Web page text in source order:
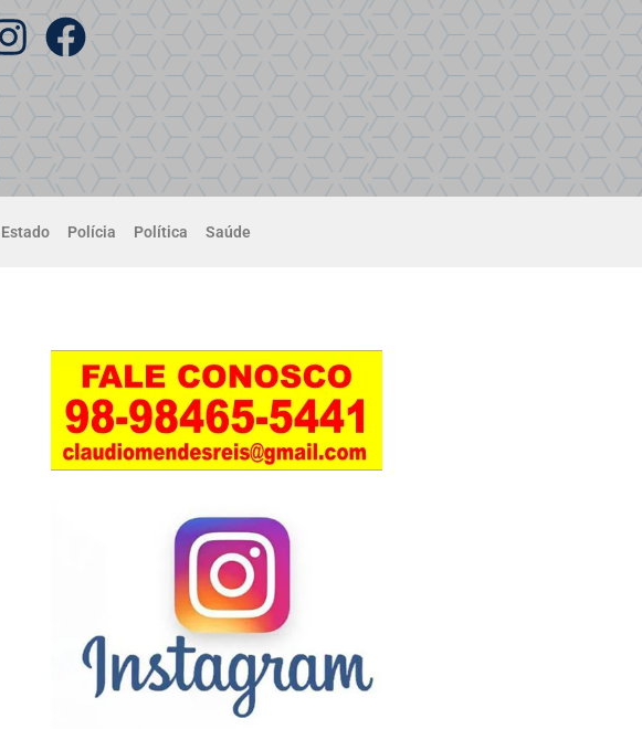
Estado Polícia Política Saúde